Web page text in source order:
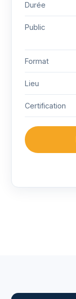
Durée
Public
Format
Lieu
Certification